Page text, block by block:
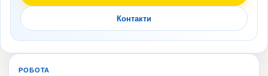
Контакти
РОБОТА